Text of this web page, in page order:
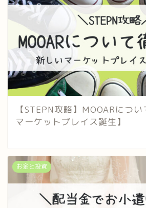
【STEPN攻略】MOOARにつ
マーケットプレイス誕生】
お金と投資